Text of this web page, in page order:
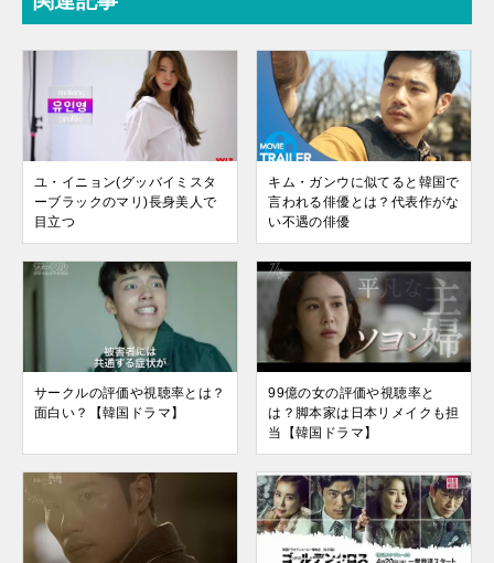
ユ・イニョン(グッバイミスタ
ーブラックのマリ)長身美人で
目立つ
キム・ガンウに似てると韓国で
言われる俳優とは？代表作がな
い不遇の俳優
サークルの評価や視聴率とは？
面白い？【韓国ドラマ】
99億の女の評価や視聴率と
は？脚本家は日本リメイクも担
当【韓国ドラマ】